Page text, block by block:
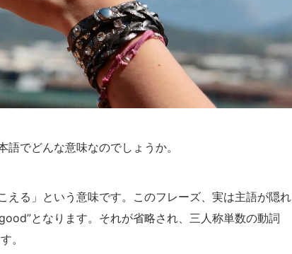
でどんな意味なのでしょうか。
える」という意味です。このフレーズ、実は主語が隠れ
となります。それが省略され、三人称単数の動詞
。